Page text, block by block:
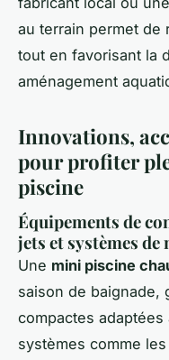
au terrain permet de
tout en favorisant la
aménagement
Innovations,
pour profiter
piscine
Équipements de
jets et systèmes
Une mini piscine
saison de baignade,
compactes adaptées
systèmes comme